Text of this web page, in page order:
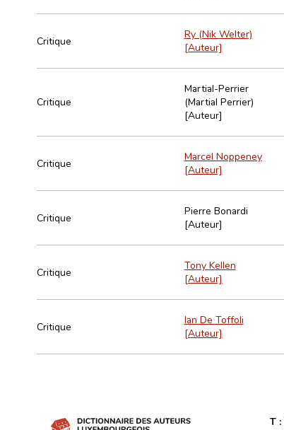
Critique
Ry (Nik Welter)
[Auteur]
Critique
Martial-Perrier
(Martial Perrier)
[Auteur]
Critique
Marcel Noppeney
[Auteur]
Critique
Pierre Bonardi
[Auteur]
Critique
Tony Kellen
[Auteur]
Critique
Ian De Toffoli
[Auteur]
T :